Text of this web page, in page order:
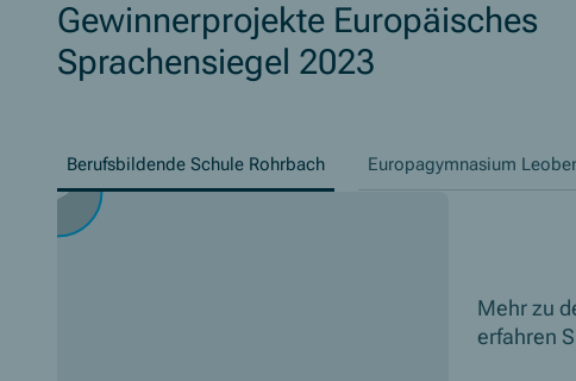
Gewinnerprojekte Europäisches
Sprachensiegel 2023
Berufsbildende Schule Rohrbach Europagymnasium
Mehr zu
erfahren